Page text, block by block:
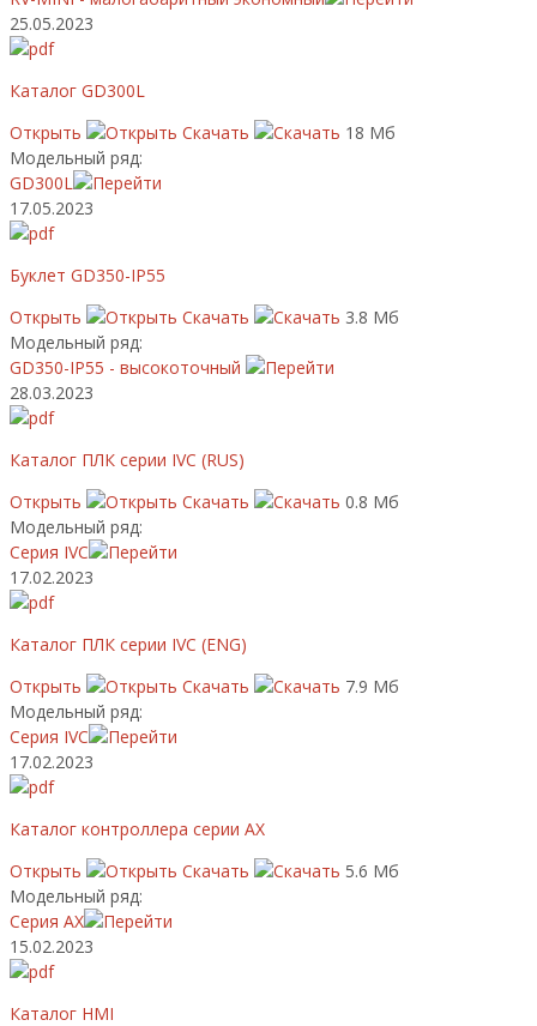
25.05.2023
Каталог GD300L
Открыть
Скачать
18 Мб
Модельный ряд:
GD300L
17.05.2023
Буклет GD350-IP55
Открыть
Скачать
3.8 Мб
Модельный ряд:
GD350-IP55 - высокоточный
28.03.2023
Каталог ПЛК серии IVC (RUS)
Открыть
Скачать
0.8 Мб
Модельный ряд:
Серия IVC
17.02.2023
Каталог ПЛК серии IVC (ENG)
Открыть
Скачать
7.9 Мб
Модельный ряд:
Серия IVC
17.02.2023
Каталог контроллера серии AX
Открыть
Скачать
5.6 Мб
Модельный ряд:
Серия AX
15.02.2023
Каталог HMI